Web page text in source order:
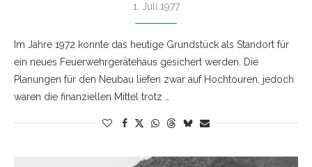
1. Juli 1977
Im Jahre 1972 konnte das heutige Grundstück als Standort für
ein neues Feuerwehrgerätehaus gesichert werden. Die
Planungen für den Neubau liefen zwar auf Hochtouren, jedoch
waren die finanziellen Mittel trotz …